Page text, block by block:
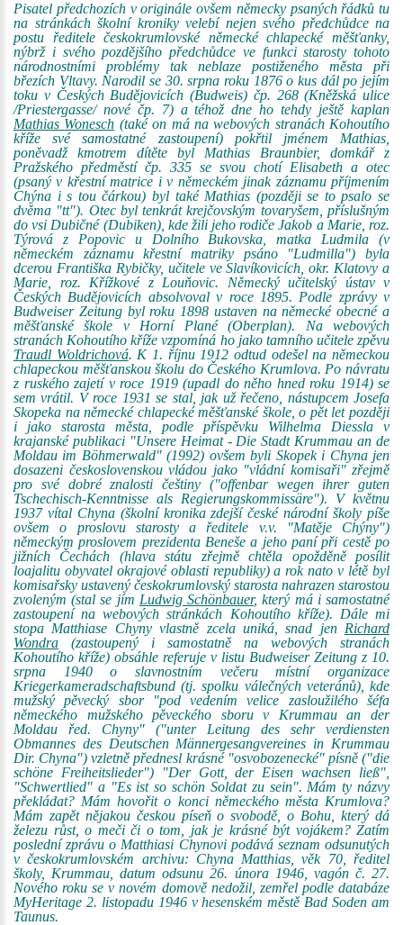
Pisatel předchozích v originále ovšem německy psaných řádků tu
na stránkách školní kroniky velebí nejen svého předchůdce na
postu ředitele českokrumlovské německé chlapecké měšťanky,
nýbrž i svého pozdějšího předchůdce ve funkci starosty tohoto
národnostními problémy tak neblaze postiženého města při
březích Vltavy. Narodil se 30. srpna roku 1876 o kus dál po jejím
toku v Českých Budějovicích (Budweis) čp. 268 (Kněžská ulice
/Priestergasse/ nové čp. 7) a téhož dne ho tehdy ještě kaplan
Mathias Wonesch (také on má na webových stranách Kohoutího
kříže své samostatné zastoupení) pokřtil jménem Mathias,
poněvadž kmotrem dítěte byl Mathias Braunbier, domkář z
Pražského předměstí čp. 335 se svou chotí Elisabeth a otec
(psaný v křestní matrice i v německém jinak záznamu příjmením
Chýna i s tou čárkou) byl také Mathias (později se to psalo se
dvěma "tt"). Otec byl tenkrát krejčovským tovaryšem, příslušným
do vsi Dubičné (Dubiken), kde žili jeho rodiče Jakob a Marie, roz.
Týrová z Popovic u Dolního Bukovska, matka Ludmila (v
německém záznamu křestní matriky psáno "Ludmilla") byla
dcerou Františka Rybičky, učitele ve Slavíkovicích, okr. Klatovy a
Marie, roz. Křížkové z Louňovic. Německý učitelský ústav v
Českých Budějovicích absolvoval v roce 1895. Podle zprávy v
Budweiser Zeitung byl roku 1898 ustaven na německé obecné a
měšťanské škole v Horní Plané (Oberplan). Na webových
stranách Kohoutího kříže vzpomíná ho jako tamního učitele zpěvu
Traudl Woldrichová. K 1. říjnu 1912 odtud odešel na německou
chlapeckou měšťanskou školu do Českého Krumlova. Po návratu
z ruského zajetí v roce 1919 (upadl do něho hned roku 1914) se
sem vrátil. V roce 1931 se stal, jak už řečeno, nástupcem Josefa
Skopeka na německé chlapecké měšťanské škole, o pět let později
i jako starosta města, podle příspěvku Wilhelma Diessla v
krajanské publikaci "Unsere Heimat - Die Stadt Krummau an de
Moldau im Böhmerwald" (1992) ovšem byli Skopek i Chyna jen
dosazeni československou vládou jako "vládní komisaři" zřejmě
pro své dobré znalosti češtiny ("offenbar wegen ihrer guten
Tschechisch-Kenntnisse als Regierungskommissäre"). V květnu
1937 vítal Chyna (školní kronika zdejší české národní školy píše
ovšem o proslovu starosty a ředitele v.v. "Matěje Chýny")
německým proslovem prezidenta Beneše a jeho paní při cestě po
jižních Čechách (hlava státu zřejmě chtěla opožděně posílit
loajalitu obyvatel okrajové oblasti republiky) a rok nato v létě byl
komisařsky ustavený českokrumlovský starosta nahrazen starostou
zvoleným (stal se jím Ludwig Schönbauer, který má i samostatné
zastoupení na webových stránkách Kohoutího kříže). Dále mi
stopa Matthiase Chyny vlastně zcela uniká, snad jen Richard
Wondra (zastoupený i samostatně na webových stranách
Kohoutího kříže) obsáhle referuje v listu Budweiser Zeitung z 10.
srpna 1940 o slavnostním večeru místní organizace
Kriegerkameradschaftsbund (tj. spolku válečných veteránů), kde
mužský pěvecký sbor "pod vedením velice zasloužilého šéfa
německého mužského pěveckého sboru v Krummau an der
Moldau řed. Chyny" ("unter Leitung des sehr verdiensten
Obmannes des Deutschen Männergesangvereines in Krummau
Dir. Chyna") vzletně přednesl krásné "osvobozenecké" písně ("die
schöne Freiheitslieder") "Der Gott, der Eisen wachsen ließ",
"Schwertlied" a "Es ist so schön Soldat zu sein". Mám ty názvy
překládat? Mám hovořit o konci německého města Krumlova?
Mám zapět nějakou českou píseň o svobodě, o Bohu, který dá
železu růst, o meči či o tom, jak je krásné být vojákem? Zatím
poslední zprávu o Matthiasi Chynovi podává seznam odsunutých
v českokrumlovském archivu: Chyna Matthias, věk 70, ředitel
školy, Krummau, datum odsunu 26. února 1946, vagón č. 27.
Nového roku se v novém domově nedožil, zemřel podle databáze
MyHeritage 2. listopadu 1946 v hesenském městě Bad Soden am
Taunus.